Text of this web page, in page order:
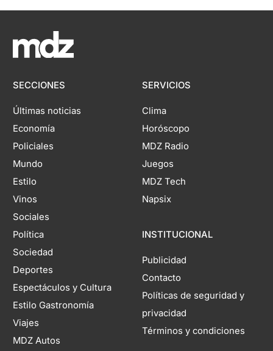
SECCIONES
Últimas noticias
Economía
Policiales
Mundo
Estilo
Vinos
Sociales
Política
Sociedad
Deportes
Espectáculos y Cultura
Estilo Gastronomía
Viajes
MDZ Autos
SERVICIOS
Clima
Horóscopo
MDZ Radio
Juegos
MDZ Tech
Napsix
INSTITUCIONAL
Publicidad
Contacto
Políticas de seguridad y
privacidad
Términos y condiciones